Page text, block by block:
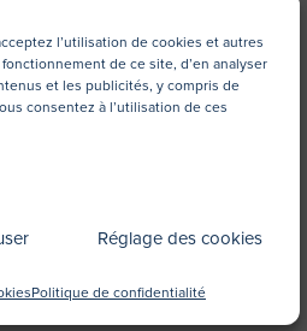
l’utilisation de cookies et autres
de ce site, d’en analyser
et les publicités, y compris de
consentez à l’utilisation de ces
Réglage des cookies
Politique de confidentialité